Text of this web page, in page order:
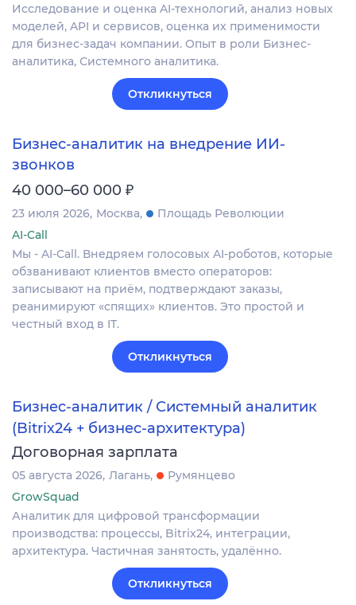
Исследование и оценка AI-технологий, анализ новых
моделей, API и сервисов, оценка их применимости
для бизнес-задач компании. Опыт в роли Бизнес-
аналитика, Системного аналитика.
Откликнуться
Бизнес-аналитик на внедрение ИИ-
звонков
40 000–60 000 ₽
23 июля 2026 Москва
Площадь Революции
AI-Call
Мы - AI-Call. Внедряем голосовых AI-роботов, которые
обзванивают клиентов вместо операторов:
записывают на приём, подтверждают заказы,
реанимируют «спящих» клиентов. Это простой и
честный вход в IT.
Откликнуться
Бизнес-аналитик / Системный аналитик
(Bitrix24 + бизнес-архитектура)
Договорная зарплата
05 августа 2026 Лагань
Румянцево
GrowSquad
Аналитик для цифровой трансформации
производства: процессы, Bitrix24, интеграции,
архитектура. Частичная занятость, удалённо.
Откликнуться